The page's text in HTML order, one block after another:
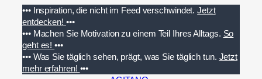
Inhalt
springen
••• Inspiration, die nicht im Feed verschwindet. Jetzt
entdecken! •••
••• Machen Sie Motivation zu einem Teil Ihres Alltags. So
geht es!•••
••• Was Sie täglich sehen, prägt, was Sie täglich tun. Jetzt
mehr erfahren! •••